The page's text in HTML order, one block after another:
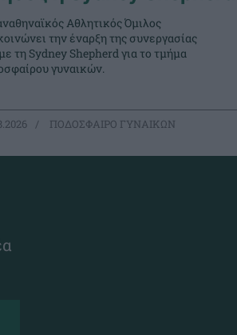
Αθλητικός Όμιλος
την έναρξη της συνεργασίας
τη Sydney Shepherd για το τμήμα
γυναικών.
ΠΟΔΟΣΦΑΙΡΟ ΓΥΝΑΙΚΩΝ